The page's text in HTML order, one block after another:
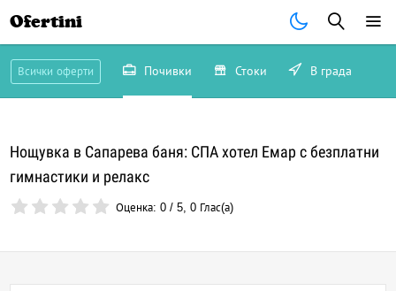
Ofertini
Всички оферти Почивки Стоки В града
Нощувка в Сапарева баня: СПА хотел Емар с безплатни
гимнастики и релакс
Оценка:0 /5,0 Глас(а)